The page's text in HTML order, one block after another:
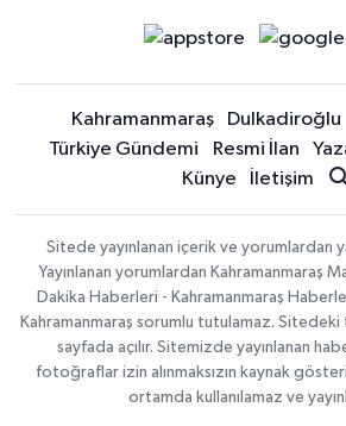
Kahramanmaraş Dulkadiroğlu
Türkiye Gündemi
Resmi İlan
Künye
İletişim
Sitede yayınlanan içerik ve yorumlardan
Yayınlanan yorumlardan Kahramanmaraş
Dakika Haberleri - Kahramanmaraş
Kahramanmaraş sorumlu tutulamaz. Sitedeki
sayfada açılır. Sitemizde yayınlanan
fotoğraflar izin alınmaksızın kaynak
ortamda kullanılamaz ve